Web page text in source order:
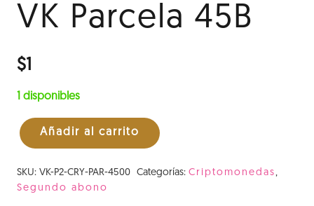
VK Parcela 45B
$1
1 disponibles
Pago
CRY
Añadir al carrito
SKU: VK-P2-CRY-PAR-4500 Categorías: Criptomonedas,
Segundo abono